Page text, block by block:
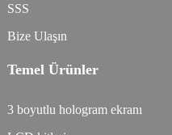
SSS
Bize Ulaşın
Temel Ürünler
3 boyutlu hologram ekranı